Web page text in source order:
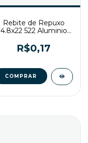
Rebite de Repuxo
4.8x22 522 Aluminio
R$0,17